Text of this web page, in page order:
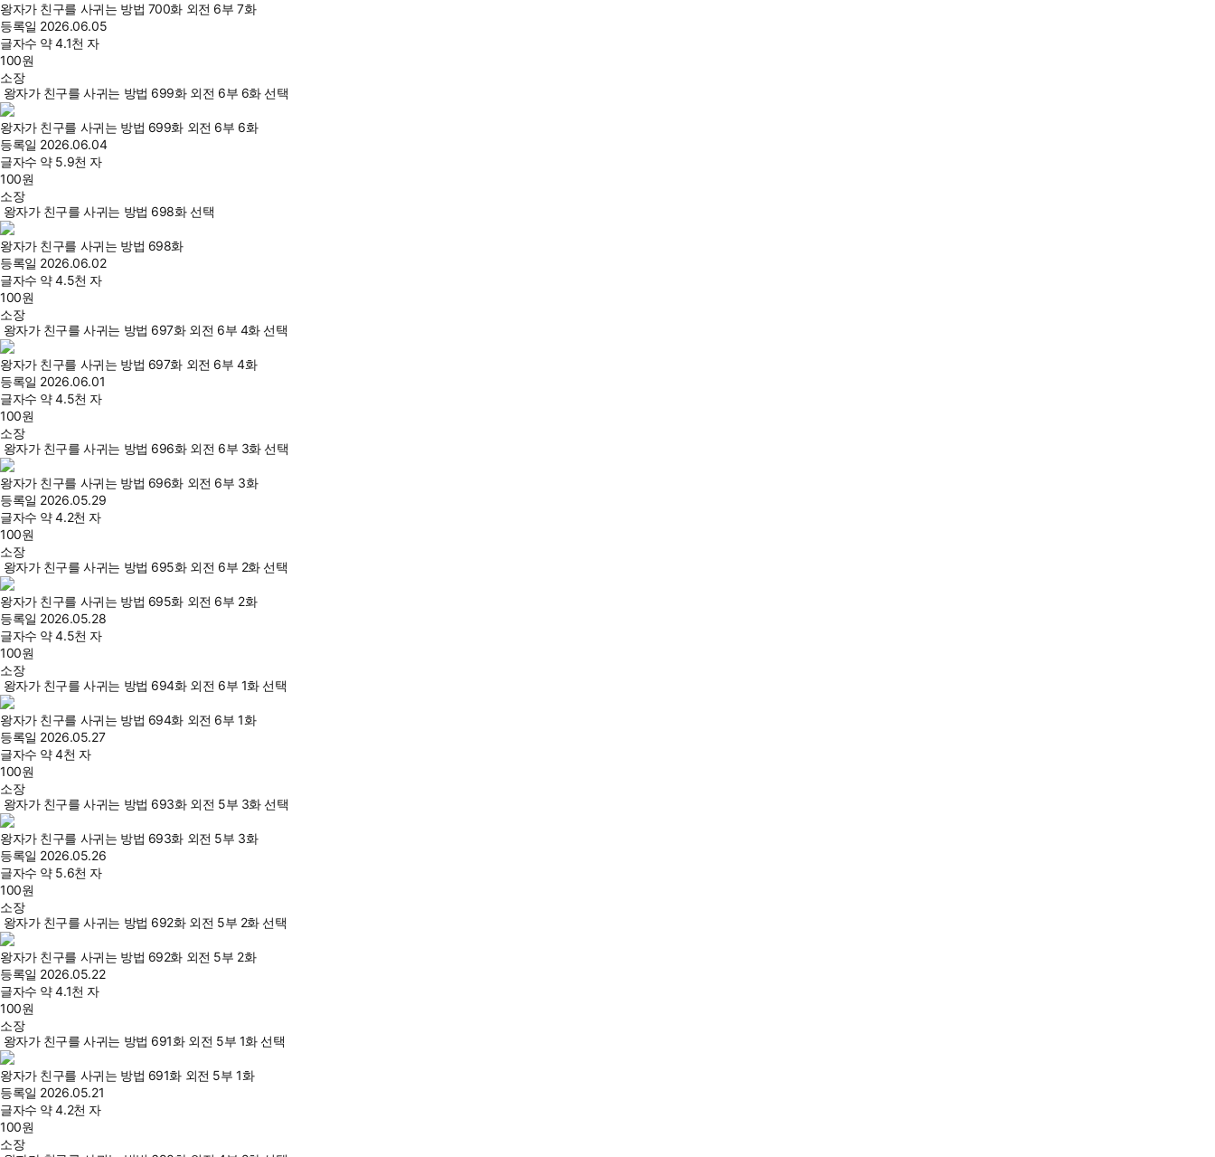
왕자가 친구를 사귀는 방법 700화 외전 6부 7화
등록일 2026.06.05
글자수 약 4.1천 자
100원
소장
왕자가 친구를 사귀는 방법 699화 외전 6부 6화 선택
왕자가 친구를 사귀는 방법 699화 외전 6부 6화
등록일 2026.06.04
글자수 약 5.9천 자
100원
소장
왕자가 친구를 사귀는 방법 698화 선택
왕자가 친구를 사귀는 방법 698화
등록일 2026.06.02
글자수 약 4.5천 자
100원
소장
왕자가 친구를 사귀는 방법 697화 외전 6부 4화 선택
왕자가 친구를 사귀는 방법 697화 외전 6부 4화
등록일 2026.06.01
글자수 약 4.5천 자
100원
소장
왕자가 친구를 사귀는 방법 696화 외전 6부 3화 선택
왕자가 친구를 사귀는 방법 696화 외전 6부 3화
등록일 2026.05.29
글자수 약 4.2천 자
100원
소장
왕자가 친구를 사귀는 방법 695화 외전 6부 2화 선택
왕자가 친구를 사귀는 방법 695화 외전 6부 2화
등록일 2026.05.28
글자수 약 4.5천 자
100원
소장
왕자가 친구를 사귀는 방법 694화 외전 6부 1화 선택
왕자가 친구를 사귀는 방법 694화 외전 6부 1화
등록일 2026.05.27
글자수 약 4천 자
100원
소장
왕자가 친구를 사귀는 방법 693화 외전 5부 3화 선택
왕자가 친구를 사귀는 방법 693화 외전 5부 3화
등록일 2026.05.26
글자수 약 5.6천 자
100원
소장
왕자가 친구를 사귀는 방법 692화 외전 5부 2화 선택
왕자가 친구를 사귀는 방법 692화 외전 5부 2화
등록일 2026.05.22
글자수 약 4.1천 자
100원
소장
왕자가 친구를 사귀는 방법 691화 외전 5부 1화 선택
왕자가 친구를 사귀는 방법 691화 외전 5부 1화
등록일 2026.05.21
글자수 약 4.2천 자
100원
소장